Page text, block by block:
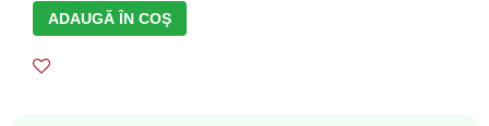
ADAUGĂ ÎN COŞ